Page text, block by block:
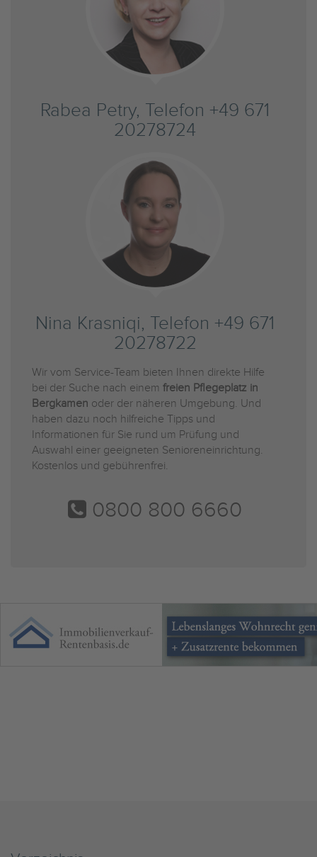
Rabea Petry, Telefon +49 671
20278724
Nina Krasniqi, Telefon +49 671
20278722
Wir vom Service-Team bieten Ihnen direkte Hilfe
bei der Suche nach einem freien Pflegeplatz in
Bergkamen oder der näheren Umgebung. Und
haben dazu noch hilfreiche Tipps und
Informationen für Sie rund um Prüfung und
Auswahl einer geeigneten Senioreneinrichtung.
Kostenlos und gebührenfrei.
0800 800 6660